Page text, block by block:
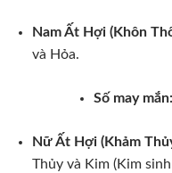
Nam Ất Hợi (Khôn
và Hỏa.
Số may mắn:
Nữ Ất Hợi (Khảm
Thủy và Kim (Kim